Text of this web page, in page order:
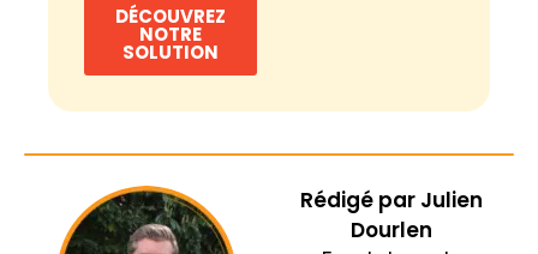
DÉCOUVREZ
NOTRE
SOLUTION
Rédigé par Julien
Dourlen